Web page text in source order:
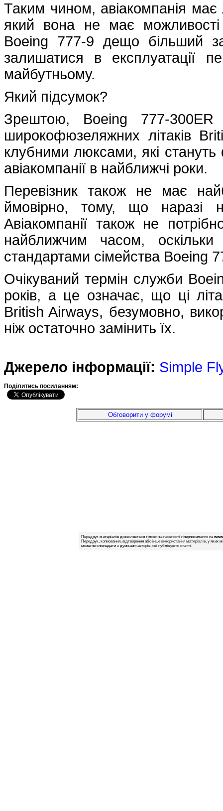
Таким чином, авіакомпанія має
який вона не має
Boeing 777-9 дещо більший
залишатися в експлуатації
майбутньому.
Який підсумок?
Зрештою, Boeing 777-
широкофюзеляжних літаків
клубними люксами, які
авіакомпанії в найближчі роки.
Перевізник також не має
ймовірно, тому, що наразі
Авіакомпанії також не
найближчим часом,
стандартами сімейства Boeing
Очікуваний термін служби
років, а це означає, що ці
British Airways, безумовно,
ніж остаточно замінить їх.
Джерело інформації: Simple
Подiлитись посиланням:
Обговорити у форумі
Передрук матеріалів дозволяється тільки за наявності гіперпосилання на
Передрук, копіювання, відтворення або інше використання матеріалів, у яких
може не співпадати з думками авторів, які публікують статті.